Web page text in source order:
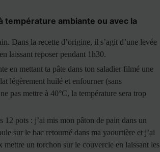
température ambiante ou avec la
Dans la recette d’origine, il s’agit d’une levée
laissant reposer pendant 1h30.
en mettant ta pâte dans ton saladier filmé une
légèrement huilé et enfourner (sans
pas mettre à 40°C, la température sera trop
pots : j’ai mis mon pâton de pain dans un
sur le bac retourné dans ma yaourtière et j’ai
un torchon sur le couvercle en laissant les